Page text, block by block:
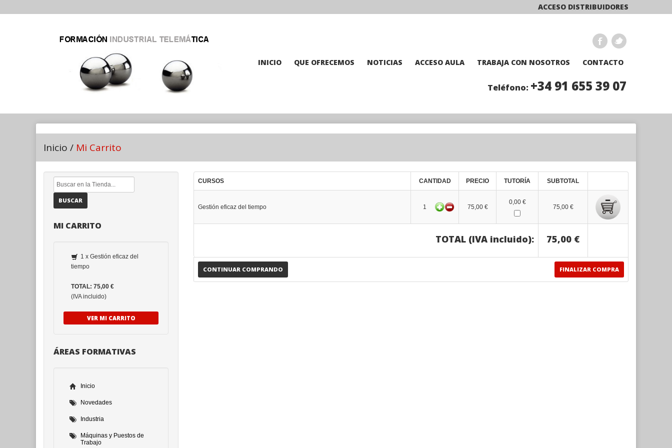
ACCESO DISTRIBUIDORES
INICIO QUE OFRECEMOS NOTICIAS ACCESO AULA TRABAJA CON NOSOTROS CONTACTO
Teléfono: +34 91 655 39 07
Inicio / Mi Carrito
BUSCAR
MI CARRITO
1 x Gestión eficaz del
tiempo
TOTAL: 75,00 €
(IVA incluido)
VER MI CARRITO
ÁREAS FORMATIVAS
Inicio
Novedades
Industria
Máquinas y Puestos de
Trabajo
CURSOS CANTIDAD PRECIO TUTORÍA SUBTOTAL
CONTINUAR COMPRANDO FINALIZAR COMPRA
Gestión eficaz del tiempo 1 75,00 €
0,00 €
75,00 €
TOTAL (IVA incluido): 75,00 €